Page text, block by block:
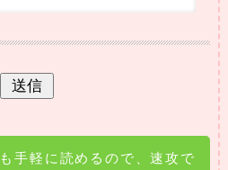
手軽に読めるので、速攻で